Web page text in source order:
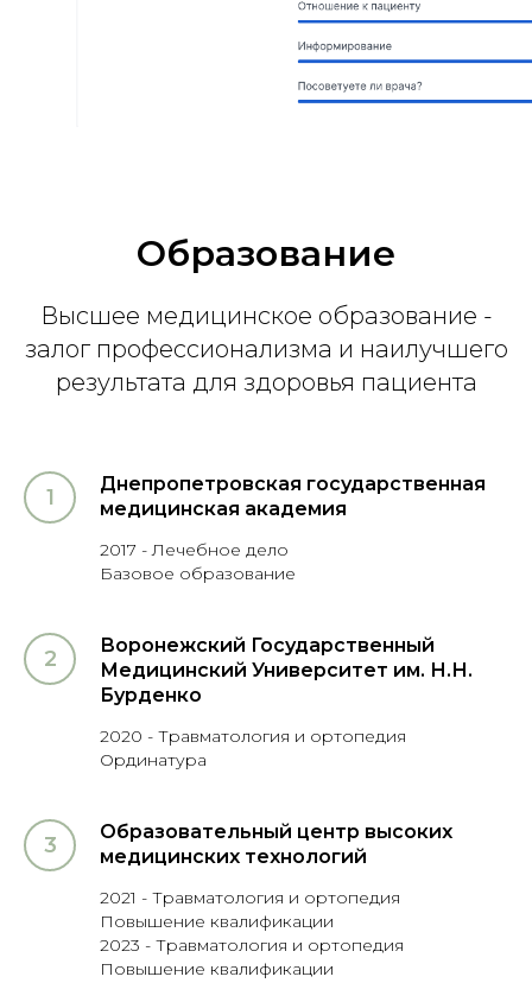
Образование
Высшее медицинское образование -
залог профессионализма и наилучшего
результата для здоровья пациента
Днепропетровская государственная
медицинская академия
2017 - Лечебное дело
Базовое образование
Воронежский Государственный
Медицинский Университет им. Н.Н.
Бурденко
2020 - Травматология и ортопедия
Ординатура
Образовательный центр высоких
медицинских технологий
2021 - Травматология и ортопедия
Повышение квалификации
2023 - Травматология и ортопедия
Повышение квалификации